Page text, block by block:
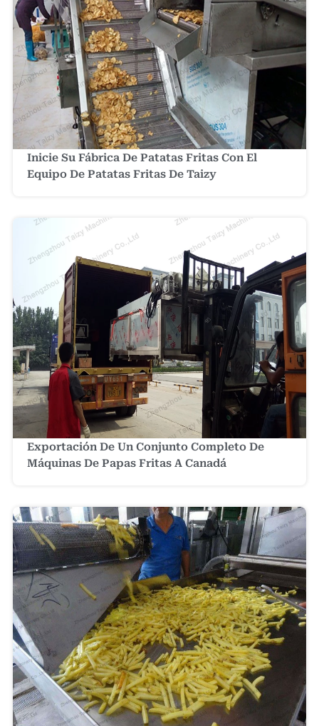
Inicie Su Fábrica De Patatas Fritas Con El
Equipo De Patatas Fritas De Taizy
Exportación De Un Conjunto Completo De
Máquinas De Papas Fritas A Canadá